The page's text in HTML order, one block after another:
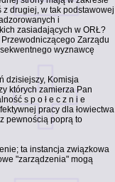
z drugiej, w tak podstawowej
i
zasiadających w ORŁ?
Zarządu
wyznawcę
dzisiejszy, Komisja
których zamierza Pan
s p o ł e c z n i e
pracy dla łowiectwa
pewnością poprą to
ta instancja związkowa
"zarządzenia" mogą